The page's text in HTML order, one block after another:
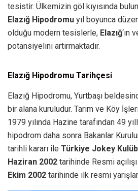
tesistir. Ülkemizin göl kıyısında
Elazığ Hipodromu yıl boyunca
olduğu modern tesislerle, Elazığ‘ın
potansiyelini artırmaktadır.
Elazığ Hipodromu Tarihçesi
Elazığ Hipodromu, Yurtbaşı
bir alana kuruludur. Tarım ve Köy
1979 yılında Hazine tarafından 49
hipodrom daha sonra Bakanlar
tarihli kararı ile Türkiye Jokey
Haziran 2002 tarihinde Resmi
Ekim 2002 tarihinde ilk resmi yarışlar